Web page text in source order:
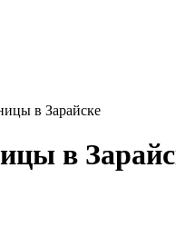
в Зарайске
в